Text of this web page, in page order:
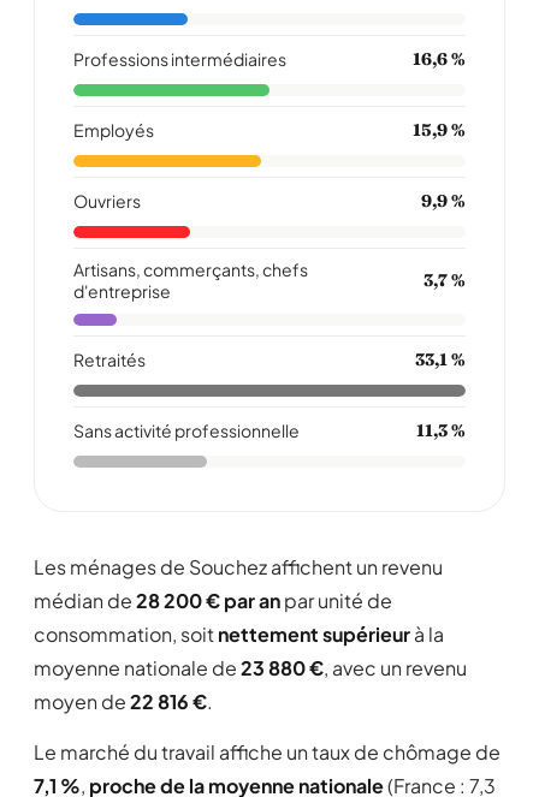
Professions intermédiaires 16,6 %
Employés 15,9 %
Ouvriers 9,9 %
Artisans, commerçants, chefs
d'entreprise
3,7 %
Retraités 33,1 %
Sans activité professionnelle 11,3 %
Les ménages de Souchez affichent un revenu
médian de28 200 € par anpar unité de
consommation, soitnettement supérieurà la
moyenne nationale de23 880 €, avec un revenu
moyen de22 816 €.
Le marché du travail affiche un taux de chômage de
7,1 %, proche de la moyenne nationale(France : 7,3